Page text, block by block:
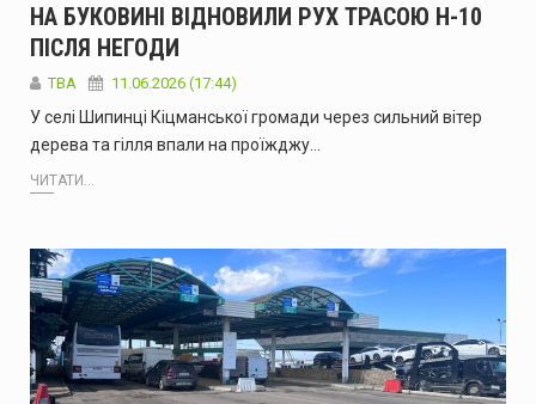
НА БУКОВИНІ ВІДНОВИЛИ РУХ ТРАСОЮ Н-10
ПІСЛЯ НЕГОДИ
ТВА 11.06.2026 (17:44)
У селі Шипинці Кіцманської громади через сильний вітер
дерева та гілля впали на проїжджу…
ЧИТАТИ...